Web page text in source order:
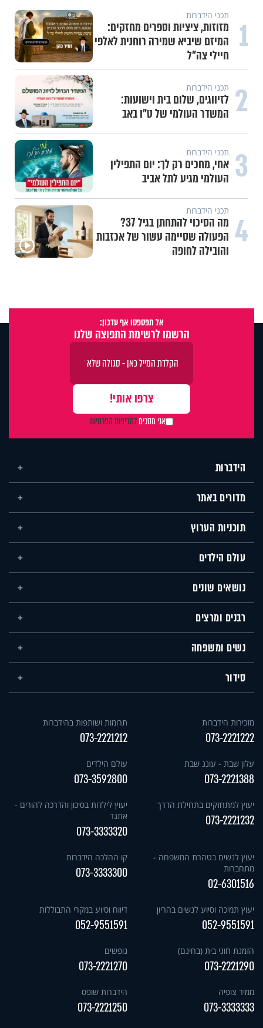
1 תכני הידברות
מזוזות, ציציות וספרים מחזקים:
המיזם שיביא שמירה רוחנית לאלפי
חיילי צה"ל
2 תכני הידברות
לזיווגים, שלום בית וישועות:
המשדר העולמי של ט"ו באב
3 תכני הידברות
אחי, מחכים רק לך: יום התפילין
העולמי מגיע לתל אביב
4 תכני הידברות
מה הסיכוי להתחתן בגיל 37?
הפעולה שסיימה עשור של אכזבות
והובילה לחופה
אל תפספסו אף עדכון:
הרשמו לרשימת התפוצה שלנו
אני מסכיםלמדיניות הפרטיות
הידברות
מדורים באתר
תוכניות הערוץ
עולם הילדים
נושאים שונים
רבנים ומרצים
נשים ומשפחה
סידור
מזכירות הידברות
073-2221222
תרומות ושותפות בהידברות
073-2221212
עלון שבת - עונג שבת
073-2221388
עולם הילדים
073-3592800
יעוץ למתחזקים בתחילת הדרך
073-2221232
יעוץ לילדות בסיכון והדרכה להורים -
אתגר
073-3333320
יעוץ לנשים בטהרת המשפחה -
מתחברות
02-6301516
קו ההלכה הידברות
073-3333300
יעוץ תמיכה וסיוע לנשים בהריון
052-9551591
דיווח וסיוע במקרי התבוללות
052-9551591
הזמנת חוגי בית (בחינם)
073-2221290
נופשים
073-2221270
ממיר צופיה
073-3333333
הידברות שופס
073-2221250